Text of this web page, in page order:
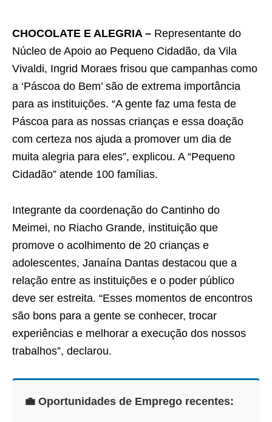
CHOCOLATE E ALEGRIA – Representante do
Núcleo de Apoio ao Pequeno Cidadão, da Vila
Vivaldi, Ingrid Moraes frisou que campanhas como
a ‘Páscoa do Bem’ são de extrema importância
para as instituições. “A gente faz uma festa de
Páscoa para as nossas crianças e essa doação
com certeza nos ajuda a promover um dia de
muita alegria para eles”, explicou. A “Pequeno
Cidadão” atende 100 famílias.
Integrante da coordenação do Cantinho do
Meimei, no Riacho Grande, instituição que
promove o acolhimento de 20 crianças e
adolescentes, Janaína Dantas destacou que a
relação entre as instituições e o poder público
deve ser estreita. “Esses momentos de encontros
são bons para a gente se conhecer, trocar
experiências e melhorar a execução dos nossos
trabalhos”, declarou.
💼 Oportunidades de Emprego recentes: